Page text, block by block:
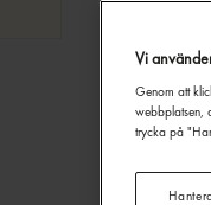
Vi
Genom att
webbplatsen,
trycka på